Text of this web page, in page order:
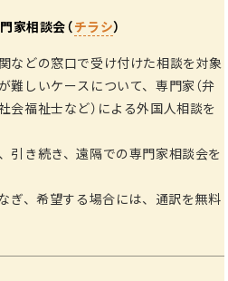
家相談会（チラシ）
などの窓口で受け付けた相談を対象
難しいケースについて、専門家（弁
会福祉士など）による外国人相談を
引き続き、遠隔での専門家相談会を
、希望する場合には、通訳を無料